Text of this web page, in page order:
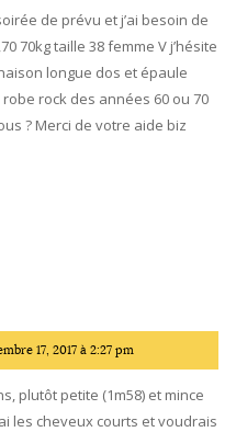
de prévu et j’ai besoin de
70kg taille 38 femme V j’hésite
longue dos et épaule
rock des années 60 ou 70
? Merci de votre aide biz
17, 2017 à 2:27 pm
plutôt petite (1m58) et mince
les cheveux courts et voudrais